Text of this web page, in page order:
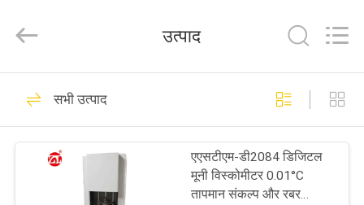
उत्पादों
Technology
Rights
रबर परीक्षण मशीन
268
उत्पाद
सभी उत्पाद
एएसटीएम-डी2084 डिजिटल
मूनी विस्कोमीटर 0.01°C
तापमान संकल्प और रबर